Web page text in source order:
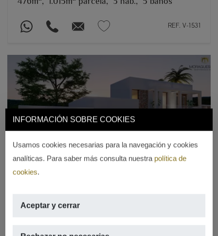
INFORMACIÓN SOBRE COOKIES
Usamos cookies necesarias para la navegación y cookies
analíticas. Para saber más consulta nuestra política de
cookies.
Aceptar y cerrar
REF. V-1531
VILLA DE LUJO